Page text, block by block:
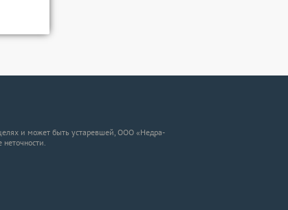
и может быть устаревшей, ООО «Недра-
неточности.